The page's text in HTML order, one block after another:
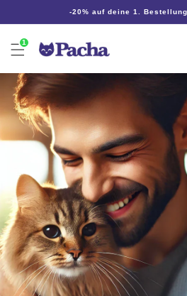
Inhalt
-20% auf deine 1. Bestellung
1